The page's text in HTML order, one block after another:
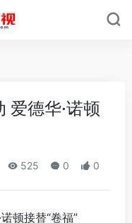
爱德华·诺顿
525 0 0